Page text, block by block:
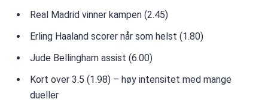
Real Madrid vinner kampen (2.45)
Erling Haaland scorer når som helst (1.80)
Jude Bellingham assist (6.00)
Kort over 3.5 (1.98) – høy intensitet med mange
dueller